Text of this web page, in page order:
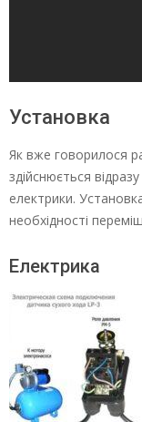
Установка
Як вже говорилося
здійснюється
електрики.
необхідності
Електрика